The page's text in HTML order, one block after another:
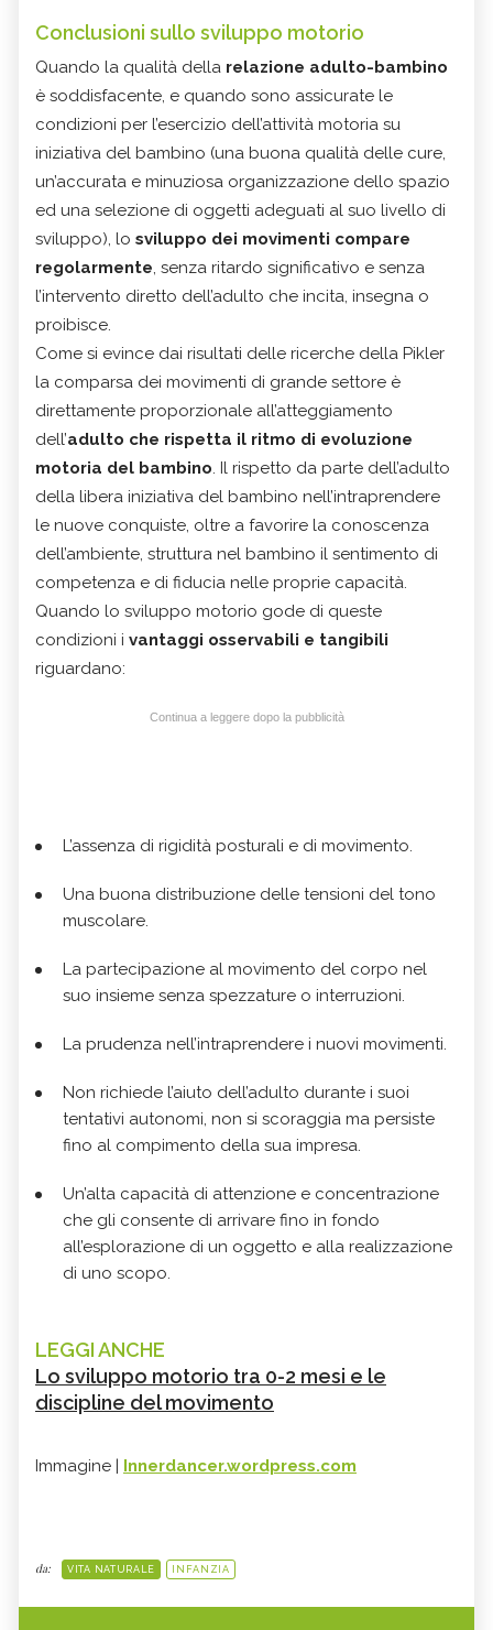
Conclusioni sullo sviluppo motorio
Quando la qualità della relazione adulto-bambino
è soddisfacente, e quando sono assicurate le
condizioni per l’esercizio dell’attività motoria su
iniziativa del bambino (una buona qualità delle cure,
un’accurata e minuziosa organizzazione dello spazio
ed una selezione di oggetti adeguati al suo livello di
sviluppo), lo sviluppo dei movimenti compare
regolarmente, senza ritardo significativo e senza
l’intervento diretto dell’adulto che incita, insegna o
proibisce.
Come si evince dai risultati delle ricerche della Pikler
la comparsa dei movimenti di grande settore è
direttamente proporzionale all’atteggiamento
dell’adulto che rispetta il ritmo di evoluzione
motoria del bambino. Il rispetto da parte dell’adulto
della libera iniziativa del bambino nell’intraprendere
le nuove conquiste, oltre a favorire la conoscenza
dell’ambiente, struttura nel bambino il sentimento di
competenza e di fiducia nelle proprie capacità.
Quando lo sviluppo motorio gode di queste
condizioni i vantaggi osservabili e tangibili
riguardano:
Continua a leggere dopo la pubblicità
L’assenza di rigidità posturali e di movimento.
Una buona distribuzione delle tensioni del tono
muscolare.
La partecipazione al movimento del corpo nel
suo insieme senza spezzature o interruzioni.
La prudenza nell’intraprendere i nuovi movimenti.
Non richiede l’aiuto dell’adulto durante i suoi
tentativi autonomi, non si scoraggia ma persiste
fino al compimento della sua impresa.
Un’alta capacità di attenzione e concentrazione
che gli consente di arrivare fino in fondo
all’esplorazione di un oggetto e alla realizzazione
di uno scopo.
LEGGI ANCHE
Lo sviluppo motorio tra 0-2 mesi e le
discipline del movimento
Immagine | Innerdancer.wordpress.com
da: VITA NATURALE INFANZIA